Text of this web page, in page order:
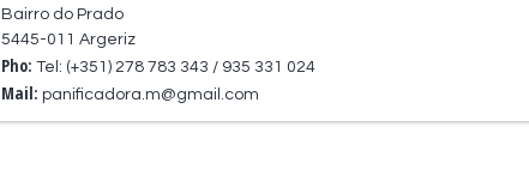
Bairro do Prado
5445-011 Argeriz
Pho: Tel: (+351) 278 783 343 / 935 331 024
Mail: panificadora.m@gmail.com